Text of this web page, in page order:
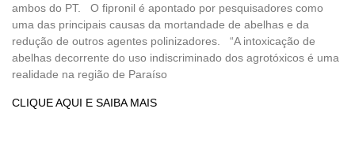
ambos do PT. O fipronil é apontado por pesquisadores como
uma das principais causas da mortandade de abelhas e da
redução de outros agentes polinizadores. “A intoxicação de
abelhas decorrente do uso indiscriminado dos agrotóxicos é uma
realidade na região de Paraíso
CLIQUE AQUI E SAIBA MAIS